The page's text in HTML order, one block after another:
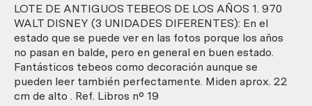
los
años
1.970
Walt
Disney
(3
LOTE DE ANTIGUOS TEBEOS DE LOS AÑOS 1. 970
WALT DISNEY (3 UNIDADES DIFERENTES): En el
estado que se puede ver en las fotos porque los años
no pasan en balde, pero en general en buen estado.
Fantásticos tebeos como decoración aunque se
pueden leer también perfectamente. Miden aprox. 22
cm de alto . Ref. Libros nº 19